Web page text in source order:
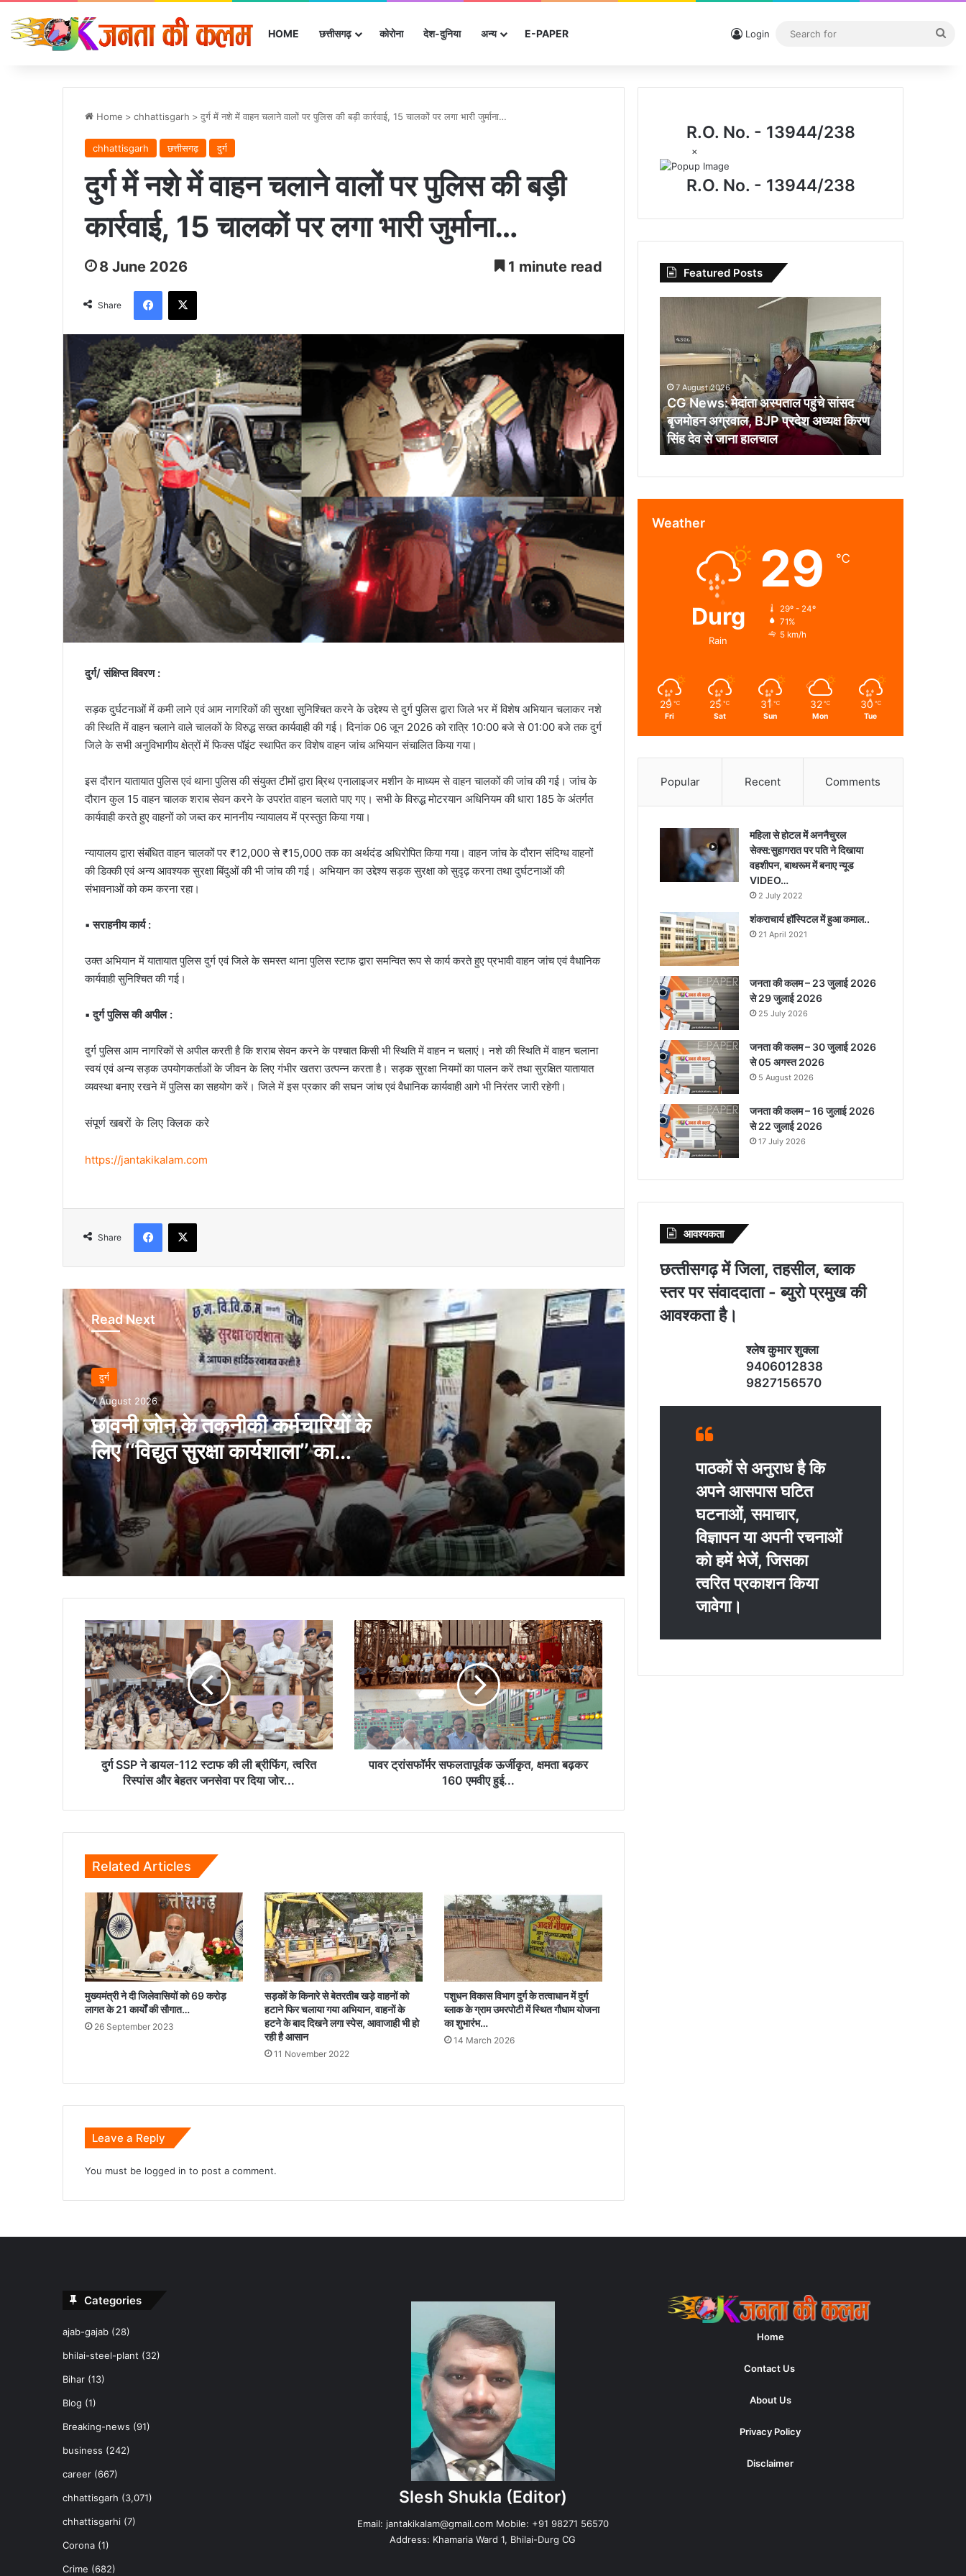
HOME छत्तीसगढ़ कोरोना देश-दुनिया अन्‍य E-PAPER Login
Home > chhattisgarh > दुर्ग में नशे में वाहन चलाने वालों पर पुलिस की बड़ी कार्रवाई, 15 चालकों पर लगा भारी जुर्माना…
chhattisgarh छत्तीसगढ़ दुर्ग
दुर्ग में नशे में वाहन चलाने वालों पर पुलिस की बड़ी
कार्रवाई, 15 चालकों पर लगा भारी जुर्माना…
8 June 2026 1 minute read
Share
Facebook
X
दुर्ग/ संक्षिप्त विवरण :
सड़क दुर्घटनाओं में कमी लाने एवं आम नागरिकों की सुरक्षा सुनिश्चित करने के उद्देश्य से दुर्ग पुलिस द्वारा जिले भर में विशेष अभियान चलाकर नशे
की स्थिति में वाहन चलाने वाले चालकों के विरुद्ध सख्त कार्यवाही की गई। दिनांक 06 जून 2026 को रात्रि 10:00 बजे से 01:00 बजे तक दुर्ग
जिले के सभी अनुविभागीय क्षेत्रों में फिक्स पॉइंट स्थापित कर विशेष वाहन जांच अभियान संचालित किया गया।
इस दौरान यातायात पुलिस एवं थाना पुलिस की संयुक्त टीमों द्वारा ब्रिथ एनालाइजर मशीन के माध्यम से वाहन चालकों की जांच की गई। जांच के
दौरान कुल 15 वाहन चालक शराब सेवन करने के उपरांत वाहन चलाते पाए गए। सभी के विरुद्ध मोटरयान अधिनियम की धारा 185 के अंतर्गत
कार्यवाही करते हुए वाहनों को जब्त कर माननीय न्यायालय में प्रस्तुत किया गया।
न्यायालय द्वारा संबंधित वाहन चालकों पर ₹12,000 से ₹15,000 तक का अर्थदंड अधिरोपित किया गया। वाहन जांच के दौरान संदिग्ध वाहनों
की डिक्की एवं अन्य आवश्यक सुरक्षा बिंदुओं की भी जांच की गई। अभियान का उद्देश्य सड़क सुरक्षा को सुदृढ़ करना तथा दुर्घटनाओं की
संभावनाओं को कम करना रहा।
▪️ सराहनीय कार्य :
उक्त अभियान में यातायात पुलिस दुर्ग एवं जिले के समस्त थाना पुलिस स्टाफ द्वारा समन्वित रूप से कार्य करते हुए प्रभावी वाहन जांच एवं वैधानिक
कार्यवाही सुनिश्चित की गई।
▪️ दुर्ग पुलिस की अपील :
दुर्ग पुलिस आम नागरिकों से अपील करती है कि शराब सेवन करने के पश्चात किसी भी स्थिति में वाहन न चलाएं। नशे की स्थिति में वाहन चलाना
स्वयं एवं अन्य सड़क उपयोगकर्ताओं के जीवन के लिए गंभीर खतरा उत्पन्न करता है। सड़क सुरक्षा नियमों का पालन करें तथा सुरक्षित यातायात
व्यवस्था बनाए रखने में पुलिस का सहयोग करें। जिले में इस प्रकार की सघन जांच एवं वैधानिक कार्यवाही आगे भी निरंतर जारी रहेगी।
संपूर्ण खबरों के लिए क्लिक करे
https://jantakikalam.com
Share
Facebook
X
Read Next
दुर्ग
7 August 2026
छावनी जोन के तकनीकी कर्मचारियों के
लिए ‘‘विद्युत सुरक्षा कार्यशाला’’ का
आयोजन…
छात्राओं का तिलक लगाकर विद्यार्थियों से किये
अयोध्या में राम मंदिर भूमि पूजन की स्मृति में रिसाली
के राधेश्वरी मंदिर में धार्मिक कार्यक्रम संपन्न…
लोक कलाओं के संरक्षण और कलाकारों के आर्थिक
सशक्तीकरण की दिशा में संस्कृति विभाग की अभिनव
पहल…
“डिजिटल न्याय वितरण प्रणाली की नई गति :
प्रधान जिला एवं सत्र न्यायालय, दुर्ग में “मीडिएशन
3.0, न्याय श्रुति एवं ICJS” पर व्यापक संयुक्त
कार्यशाला आयोजित
फसल बीमा कराने की अंतिम तिथि बढ़ी: अब किसान
भाई 14 अगस्त तक कर सकेंगे पंजीयन
मुख्यमंत्री श्री साय PARAS पोर्टल के अंतर्गत
महापौर अलका बाघमार ने तीन वार्डों में करोड़ों के
विकास कार्यों का किया भूमिपूजन…
जिला अध्यक्ष हिमांशु सिंह ने कहा : दृढ़ इच्छाशक्ति,
कठोर परिश्रम और अनुशासन के बल पर कोई भी
लक्ष्य असंभव नहीं होता
दुर्ग
SSP
ने
डायल-112
स्टाफ
की
ली
ब्रीफिंग,
त्वरित
रिस्पांस
जनसेवा
जोर...
दुर्ग SSP ने डायल-112 स्टाफ की ली ब्रीफिंग, त्वरित
रिस्पांस और बेहतर जनसेवा पर दिया जोर...
पावर
ट्रांसफॉर्मर
सफलतापूर्वक
ऊर्जीकृत,
क्षमता
बढ़कर
160
एमवीए
हुई...
पावर ट्रांसफॉर्मर सफलतापूर्वक ऊर्जीकृत, क्षमता बढ़कर
160 एमवीए हुई...
Related Articles
मुख्यमंत्री ने दी जिलेवासियों को 69 करोड़
लागत के 21 कार्यों की सौगात…
26 September 2023
सड़कों के किनारे से बेतरतीब खड़े वाहनों को
हटाने फिर चलाया गया अभियान, वाहनों के
हटने के बाद दिखने लगा स्पेस, आवाजाही भी हो
रही है आसान
11 November 2022
पशुधन विकास विभाग दुर्ग के तत्वाधान में दुर्ग
ब्लाक के ग्राम उमरपोटी में स्थित गौधाम योजना
का शुभारंभ…
14 March 2026
Leave a Reply
You must be logged in to post a comment.
R.O. No. - 13944/238
×
R.O. No. - 13944/238
Featured Posts
मेदांता
अस्पताल
पहुंचे
बृजमोहन
अग्रवाल,
BJP
प्रदेश
अध्यक्ष
देव
जाना
7 August 2026
CG News: मेदांता अस्पताल पहुंचे सांसद
बृजमोहन अग्रवाल, BJP प्रदेश अध्यक्ष किरण
सिंह देव से जाना हालचाल
Weather
Durg
Rain
29 ℃
29º - 24º
71%
5 km/h
29 ℃
Fri
25 ℃
Sat
31 ℃
Sun
32 ℃
Mon
30 ℃
Tue
Popular Recent Comments
महिला से होटल में अननैचुरल
सेक्स:सुहागरात पर पति ने दिखाया
वहशीपन, बाथरूम में बनाए न्यूड
VIDEO…
2 July 2022
शंकराचार्य हॉस्पिटल में हुआ कमाल..
21 April 2021
जनता की कलम – 23 जुलाई 2026
से 29 जुलाई 2026
25 July 2026
जनता की कलम – 30 जुलाई 2026
से 05 अगस्त 2026
5 August 2026
जनता की कलम – 16 जुलाई 2026
से 22 जुलाई 2026
17 July 2026
आवश्‍यकता
छत्‍तीसगढ़ में जिला, तहसील, ब्‍लाक
स्‍तर पर संवाददाता - ब्‍युरो प्रमुख की
आवश्‍कता है।
श्‍लेष कुमार शुक्‍ला
9406012838
9827156570
पाठकों से अनुराध है कि
अपने आसपास घटित
घटनाओं, समाचार,
विज्ञापन या अपनी रचनाओं
को हमें भेजें, जिसका
त्‍वरित प्रकाशन किया
जावेगा।
Categories
ajab-gajab (28)
bhilai-steel-plant (32)
Bihar (13)
Blog (1)
Breaking-news (91)
business (242)
career (667)
chhattisgarh (3,071)
chhattisgarhi (7)
Corona (1)
Crime (682)
Slesh Shukla (Editor)
Email: jantakikalam@gmail.comMobile: +91 98271 56570
Address: Khamaria Ward 1, Bhilai-Durg CG
Home
Contact Us
About Us
Privacy Policy
Disclaimer